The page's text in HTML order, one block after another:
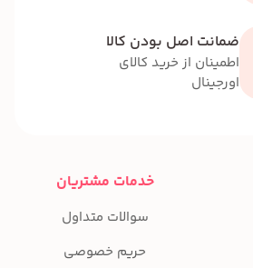
ضمانت اصل بودن کالا
اطمینان از خرید کالای
اورجینال
خدمات مشتریان
سوالات متداول
حریم خصوصی